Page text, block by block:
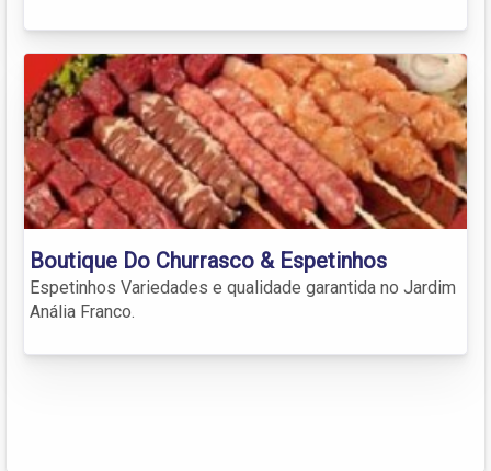
Boutique Do Churrasco & Espetinhos
Espetinhos Variedades e qualidade garantida no Jardim
Anália Franco.